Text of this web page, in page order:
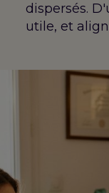
dispersés.
utile, et